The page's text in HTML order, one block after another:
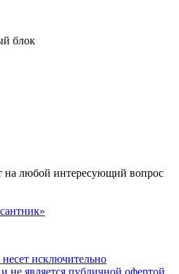
блок
на любой интересующий вопрос
исключительно
не является публичной офертой